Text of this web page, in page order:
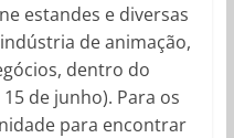
estandes e diversas
de animação,
dentro do
de junho). Para os
para encontrar